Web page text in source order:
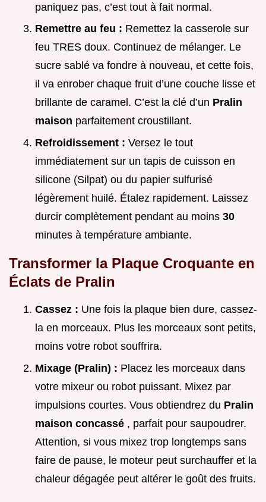
paniquez pas, c’est tout à fait normal.
Remettre au feu : Remettez la casserole sur
feu TRES doux. Continuez de mélanger. Le
sucre sablé va fondre à nouveau, et cette fois,
il va enrober chaque fruit d’une couche lisse et
brillante de caramel. C’est la clé d’un Pralin
maison parfaitement croustillant.
Refroidissement : Versez le tout
immédiatement sur un tapis de cuisson en
silicone (Silpat) ou du papier sulfurisé
légèrement huilé. Étalez rapidement. Laissez
durcir complètement pendant au moins 30
minutes à température ambiante.
Transformer la Plaque Croquante en
Éclats de Pralin
Cassez : Une fois la plaque bien dure, cassez-
la en morceaux. Plus les morceaux sont petits,
moins votre robot souffrira.
Mixage (Pralin) : Placez les morceaux dans
votre mixeur ou robot puissant. Mixez par
impulsions courtes. Vous obtiendrez du Pralin
maison concassé , parfait pour saupoudrer.
Attention, si vous mixez trop longtemps sans
faire de pause, le moteur peut surchauffer et la
chaleur dégagée peut altérer le goût des fruits.